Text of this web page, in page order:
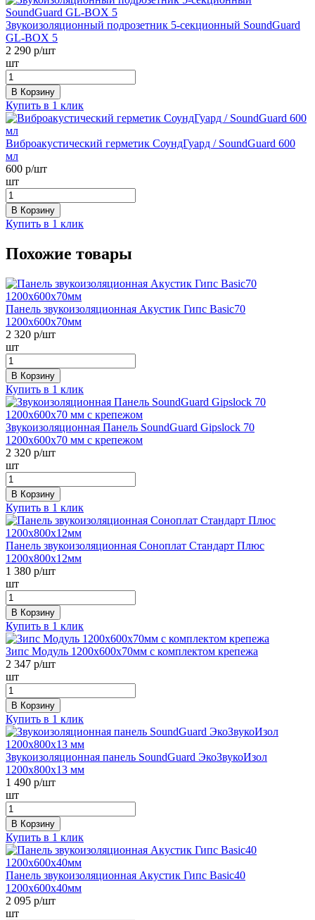
Звукоизоляционный подрозетник 5-секционный SoundGuard
GL-BOX 5
2 290 р/шт
шт
В Корзину
Купить в 1 клик
Виброакустический герметик СоундГуард / SoundGuard 600
мл
600 р/шт
шт
В Корзину
Купить в 1 клик
Похожие товары
Панель звукоизоляционная Акустик Гипс Basic70
1200х600х70мм
2 320 р/шт
шт
В Корзину
Купить в 1 клик
Звукоизоляционная Панель SoundGuard Gipslock 70
1200х600x70 мм с крепежом
2 320 р/шт
шт
В Корзину
Купить в 1 клик
Панель звукоизоляционная Соноплат Стандарт Плюс
1200х800х12мм
1 380 р/шт
шт
В Корзину
Купить в 1 клик
Зипс Модуль 1200х600х70мм с комплектом крепежа
2 347 р/шт
шт
В Корзину
Купить в 1 клик
Звукоизоляционная панель SoundGuard ЭкоЗвукоИзол
1200х800х13 мм
1 490 р/шт
шт
В Корзину
Купить в 1 клик
Панель звукоизоляционная Акустик Гипс Basic40
1200х600х40мм
2 095 р/шт
шт